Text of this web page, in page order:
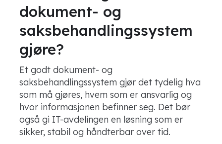
dokument- og
saksbehandlingssystem
gjøre?
Et godt dokument- og
saksbehandlingssystem gjør det tydelig hva
som må gjøres, hvem som er ansvarlig og
hvor informasjonen befinner seg. Det bør
også gi IT-avdelingen en løsning som er
sikker, stabil og håndterbar over tid.